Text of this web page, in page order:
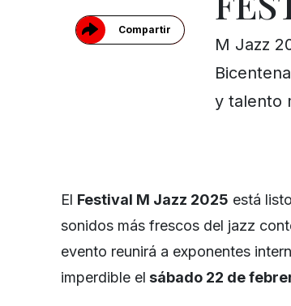
Compartir
M Jazz
y talento
El Festival M Jazz 2025 está
sonidos más frescos del jazz
evento reunirá a exponentes
imperdible el sábado 22 de